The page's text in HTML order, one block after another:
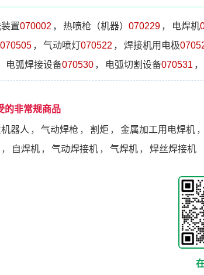
置070002 ， 热喷枪（机器） 070229 ， 电焊机
070505 ， 气动喷灯070522 ， 焊接机用电极
电弧焊接设备070530 ， 电弧切割设备070531 ，
的非常规商品
器人 ， 气动焊枪 ， 割炬 ， 金属加工用电焊机 ，
， 自焊机 ， 气动焊接机 ， 气焊机 ， 焊丝焊接机